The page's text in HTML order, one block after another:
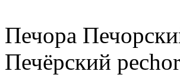
Печора
Печёрский